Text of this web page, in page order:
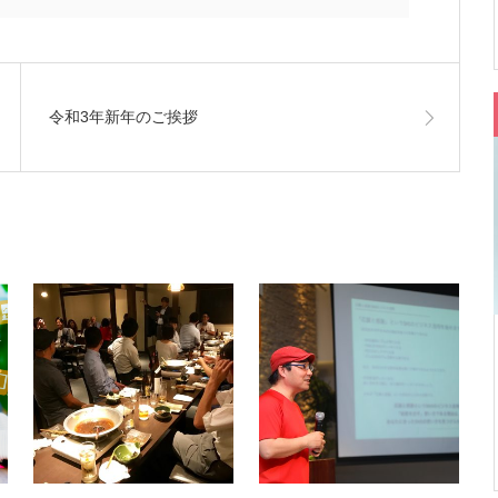
令和3年新年のご挨拶